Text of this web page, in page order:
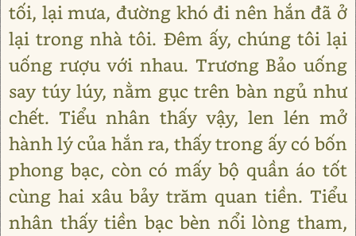
tối, lại mưa, đường khó đi nên hắn đã ở
lại trong nhà tôi. Đêm ấy, chúng tôi lại
uống rượu với nhau. Trương Bảo uống
say túy lúy, nằm gục trên bàn ngủ như
chết. Tiểu nhân thấy vậy, len lén mở
hành lý của hắn ra, thấy trong ấy có bốn
phong bạc, còn có mấy bộ quần áo tốt
cùng hai xâu bảy trăm quan tiền. Tiểu
nhân thấy tiền bạc bèn nổi lòng tham,